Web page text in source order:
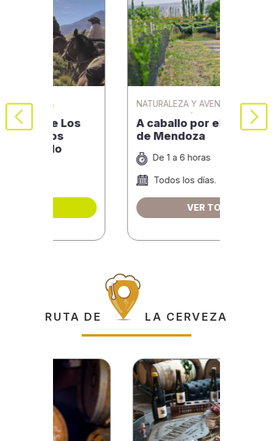
NATURALEZA Y AVENTURA VINO Y
GASTRONOMÍA
A caballo por el corazón
de Mendoza
De 1 a 6 horas
Todos los días.
VER TOUR
RUTA DE LA CERVEZA